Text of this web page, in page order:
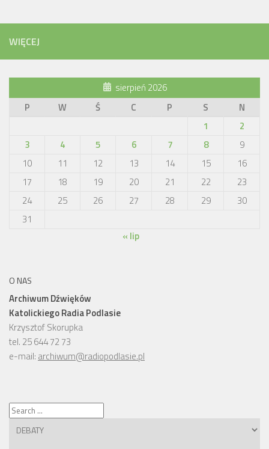
WIĘCEJ
sierpień 2026
P
W Ś C P S
N
1
2
3
4 5 6 7 8
9
10
11 12 13 14 15
16
17
18 19 20 21 22
23
24
25 26 27 28 29
30
31
« lip
O NAS
Archiwum Dźwięków
Katolickiego Radia Podlasie
Krzysztof Skorupka
tel. 25 644 72 73
e-mail: archiwum@radiopodlasie.pl